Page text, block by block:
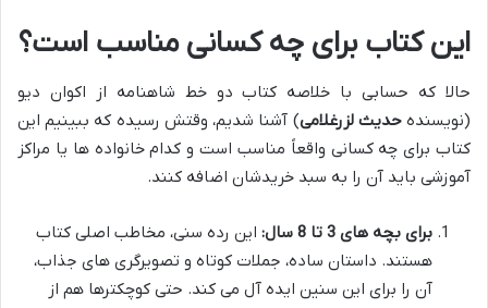
این کتاب برای چه کسانی مناسب است؟
حالا که حسابی با خلاصه کتاب دو خط شاهنامه از اکوان دیو
(نویسندهحدیث لزرغلامی) آشنا شدیم، وقتش رسیده که ببینیم این
کتاب برای چه کسانی واقعاً مناسب است و کدام خانواده ها یا مراکز
آموزشی باید آن را به سبد خریدشان اضافه کنند.
برای بچه های 3 تا 8 سال:
این رده سنی، مخاطب اصلی کتاب
هستند. داستان ساده، جملات کوتاه و تصویرگری های جذاب،
آن را برای این سنین ایده آل می کند. حتی کوچکترها هم از